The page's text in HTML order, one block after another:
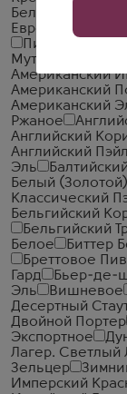
Бельгийский
Европейский
Пильзнер
Мутное
Американский
Американский
Американский
Ржаное
Английский
Английский
Эль
Белый
Классический
Бельгийский
Бельгийский
Белое
Биттер
Бреттовое
Гард
Бьер-де-
Эль
Вишневое
Десертный
Двойной Портер
Экспортное
Лагер. Светлый
Зельцер
Имперский